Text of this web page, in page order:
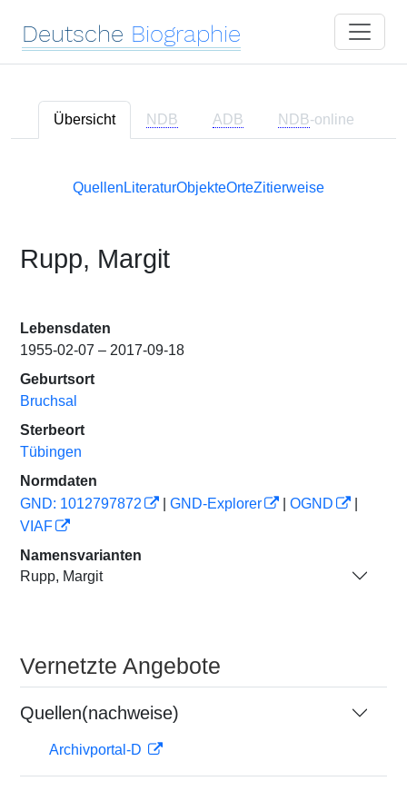
Deutsche Biographie
Übersicht NDB ADB NDB-online
Quellen LiteraturObjekteOrteZitierweise
Rupp, Margit
Lebensdaten
1955-02-07 – 2017-09-18
Geburtsort
Bruchsal
Sterbeort
Tübingen
Normdaten
GND: 1012797872
GND-Explorer OGND
VIAF
Namensvarianten
Rupp, Margit
Vernetzte Angebote
Quellen(nachweise)
Archivportal-D